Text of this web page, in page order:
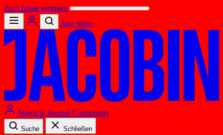
Zum Inhalt springen
Abo Shop
Magazin Journal Community
Suche Schließen